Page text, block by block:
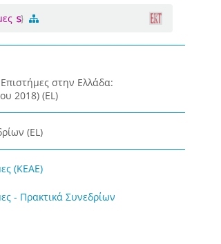
στην Ελλάδα:
2018) (EL)
(EL)
(ΚΕΑΕ)
- Πρακτικά Συνεδρίων